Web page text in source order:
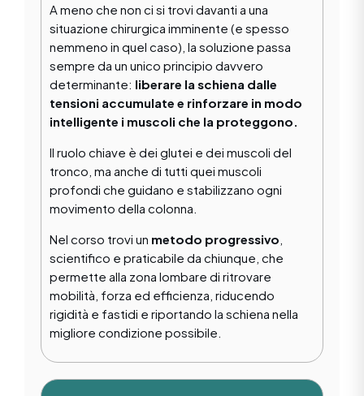
A meno che non ci si trovi davanti a una
situazione chirurgica imminente (e spesso
nemmeno in quel caso), la soluzione passa
sempre da un unico principio davvero
determinante: liberare la schiena dalle
tensioni accumulate e rinforzare in modo
intelligente i muscoli che la proteggono.
Il ruolo chiave è dei glutei e dei muscoli del
tronco, ma anche di tutti quei muscoli
profondi che guidano e stabilizzano ogni
movimento della colonna.
Nel corso trovi un metodo progressivo
scientifico e praticabile da chiunque, che
permette alla zona lombare di ritrovare
mobilità, forza ed efficienza, riducendo
rigidità e fastidi e riportando la schiena nella
migliore condizione possibile.